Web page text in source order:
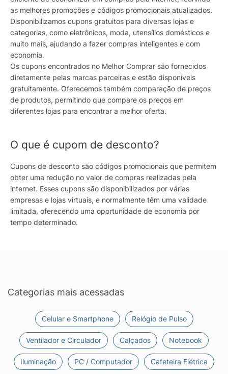
as melhores promoções e códigos promocionais atualizados.
Disponibilizamos cupons gratuitos para diversas lojas e
categorias, como eletrônicos, moda, utensílios domésticos e
muito mais, ajudando a fazer compras inteligentes e com
economia.
Os cupons encontrados no Melhor Comprar são fornecidos
diretamente pelas marcas parceiras e estão disponíveis
gratuitamente. Oferecemos também comparação de preços
de produtos, permitindo que compare os preços em
diferentes lojas para encontrar a melhor oferta.
O que é cupom de desconto?
Cupons de desconto são códigos promocionais que permitem
obter uma redução no valor de compras realizadas pela
internet. Esses cupons são disponibilizados por várias
empresas e lojas virtuais, e normalmente têm uma validade
limitada, oferecendo uma oportunidade de economia por
tempo determinado.
Categorias mais acessadas
Celular e Smartphone Relógio de Pulso
Ventilador e Circulador Calçados Notebook
Iluminação PC / Computador Cafeteira Elétrica